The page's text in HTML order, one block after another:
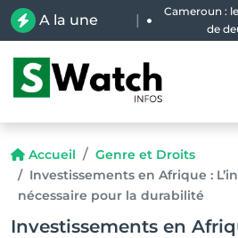
A la une |
Cameroun :
de
Accueil
Genre et Droits
Investissements en Afrique :
nécessaire pour la durabilité
Investissements en